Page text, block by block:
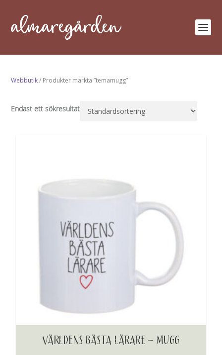
Webbutik/ Produkter märkta ”temamugg”
Endast ett sökresultat
VÄRLDENS BÄSTA LÄRARE – MUGG